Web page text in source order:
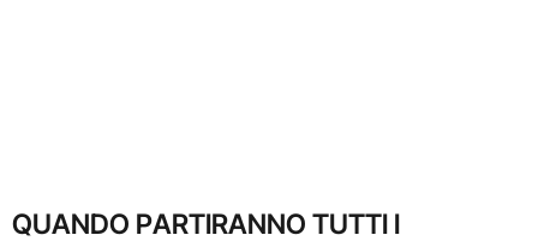
QUANDO PARTIRANNO TUTTI I